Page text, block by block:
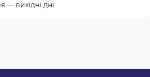
— вихідні дні